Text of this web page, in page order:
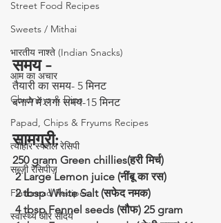
Street Food Recipes
Sweets / Mithai
भारतीय नाश्ते (Indian Snacks)
आम का अचार
Chutneys & Dips
Papad, Chips & Fryums Recipes
त्यौहार स्पेशल रेसिपी
सब्ज़ी रेसिपीज़
Flatbread Recipes
स्वास्थ्य और सौंदर्य
समय -
तैयारी का समय- 5 मिनट
बनाने में लगा समय-15 मिनट
सामग्री:
250 gram Green chillies(हरी मिर्च)
2 Large Lemon juice (नींबू का रस)
2 tbsp White Salt (सफेद नमक)
4 tbsp Fennel seeds (सौफ) 25 gram